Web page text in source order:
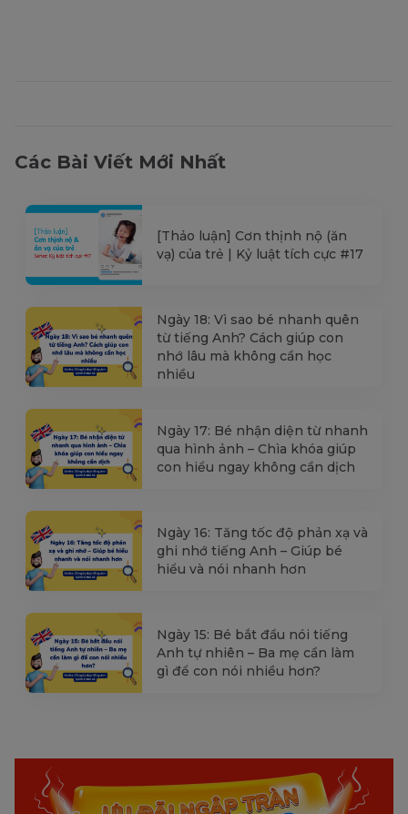
Các Bài Viết Mới Nhất
[Thảo luận] Cơn thịnh nộ (ăn
vạ) của trẻ | Kỷ luật tích cực #17
Ngày 18: Vì sao bé nhanh quên
từ tiếng Anh? Cách giúp con
nhớ lâu mà không cần học
nhiều
Ngày 17: Bé nhận diện từ nhanh
qua hình ảnh – Chìa khóa giúp
con hiểu ngay không cần dịch
Ngày 16: Tăng tốc độ phản xạ và
ghi nhớ tiếng Anh – Giúp bé
hiểu và nói nhanh hơn
Ngày 15: Bé bắt đầu nói tiếng
Anh tự nhiên – Ba mẹ cần làm
gì để con nói nhiều hơn?